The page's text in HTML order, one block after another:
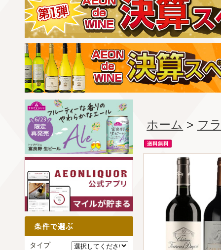
ホーム > フ
タイプ